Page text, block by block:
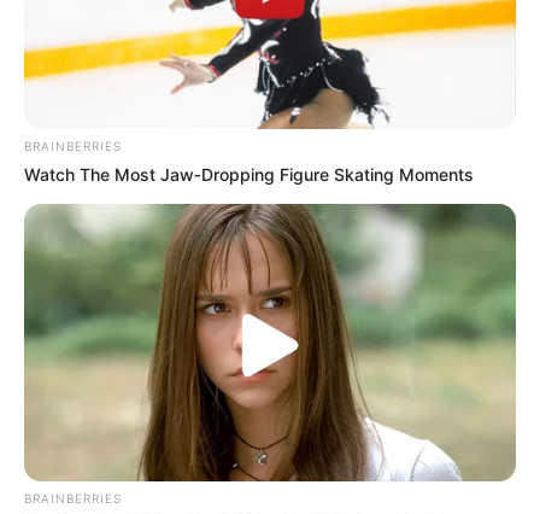
BRAINBERRIES
Watch The Most Jaw‑Dropping Figure Skating Moments
BRAINBERRIES